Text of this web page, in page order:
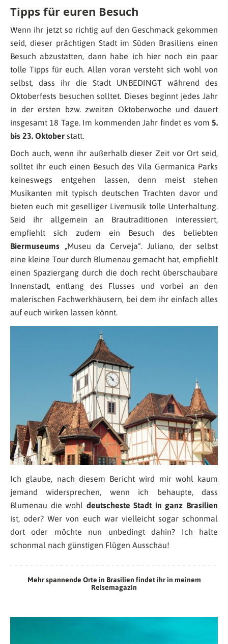
Tipps für euren Besuch
Wenn ihr jetzt so richtig auf den Geschmack gekommen
seid, dieser prächtigen Stadt im Süden Brasiliens einen
Besuch abzustatten, dann habe ich hier noch ein paar
tolle Tipps für euch. Allen voran versteht sich wohl von
selbst, dass ihr die Stadt UNBEDINGT während des
Oktoberfests besuchen solltet. Dieses beginnt jedes Jahr
in der ersten bzw. zweiten Oktoberwoche und dauert
insgesamt 18 Tage. Im kommenden Jahr findet es vom 5.
bis 23. Oktober statt.
Doch auch, wenn ihr außerhalb dieser Zeit vor Ort seid,
solltet ihr euch einen Besuch des Vila Germanica Parks
keineswegs entgehen lassen, denn meist stehen
Musikanten mit typisch deutschen Trachten davor und
bieten euch mit geselliger Livemusik tolle Unterhaltung.
Seid ihr allgemein an Brautraditionen interessiert,
empfiehlt sich zudem ein Besuch des beliebten
Biermuseums „Museu da Cerveja“. Juliano, der selbst
eine kleine Tour durch Blumenau gemacht hat, empfiehlt
einen Spaziergang durch die doch recht überschaubare
Innenstadt, entlang des Flusses und vorbei an den
malerischen Fachwerkhäusern, bei dem ihr einfach alles
auf euch wirken lassen könnt.
Ich glaube, nach diesem Bericht wird mir wohl kaum
jemand widersprechen, wenn ich behaupte, dass
Blumenau die wohl deutscheste Stadt in ganz Brasilien
ist, oder? Wer von euch war vielleicht sogar schonmal
dort oder möchte nun unbedingt dahin? Ich halte
schonmal nach günstigen Flügen Ausschau!
Mehr spannende Orte in Brasilien findet ihr in meinem
Reisemagazin